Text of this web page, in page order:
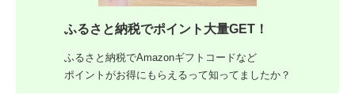
ふるさと納税でポイント大量GET！
ふるさと納税でAmazonギフトコードなど
ポイントがお得にもらえるって知ってましたか？